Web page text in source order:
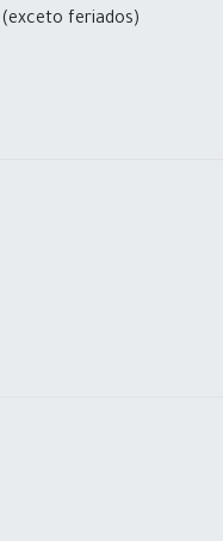
(exceto feriados)